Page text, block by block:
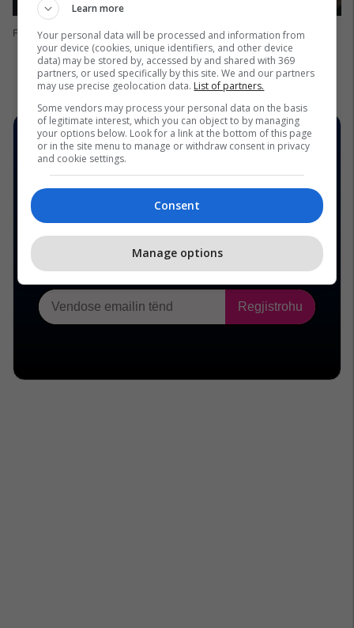
Foto: Bebe Rexha/Instagram
Learn more
Your personal data will be processed and information from
your device (cookies, unique identifiers, and other device
data) may be stored by, accessed by and shared with 369
partners, or used specifically by this site. We and our partners
may use precise geolocation data. List of partners.
Some vendors may process your personal data on the basis
of legitimate interest, which you can object to by managing
your options below. Look for a link at the bottom of this page
or in the site menu to manage or withdraw consent in privacy
and cookie settings.
Consent
Manage options